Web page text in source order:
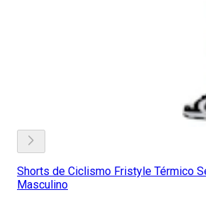
Shorts de Ciclismo Fristyle Térmico
Masculino